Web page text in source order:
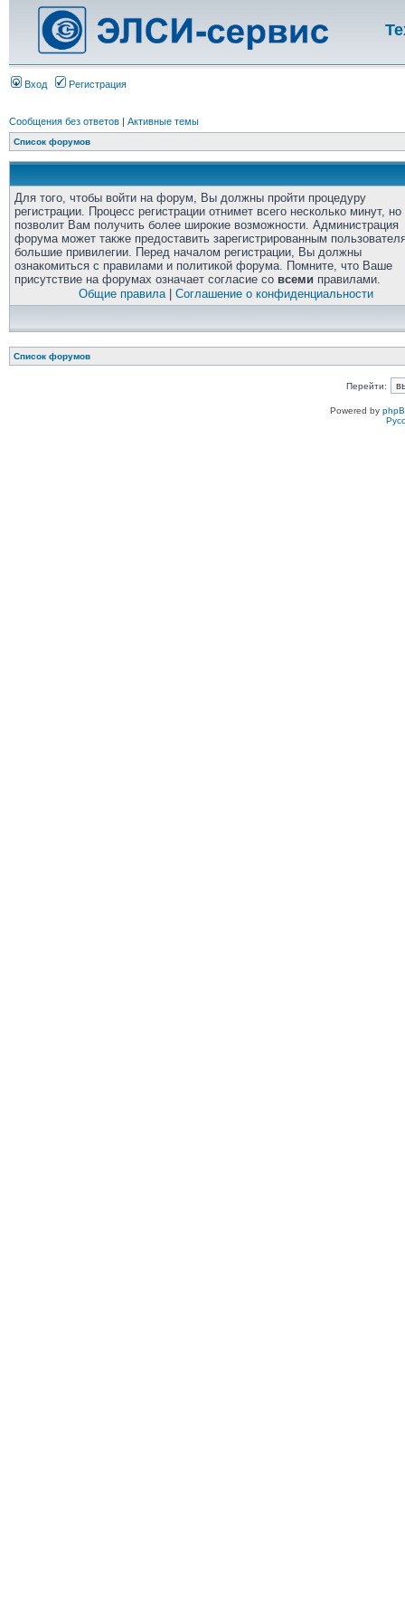
Вход Регистрация
Сообщения без ответов | Активные темы
Список форумов
Для того, чтобы войти на форум, Вы должны пройти процедуру
регистрации. Процесс регистрации отнимет всего несколько минут, но
позволит Вам получить более широкие возможности. Администрация
форума может также предоставить зарегистрированным
большие привилегии. Перед началом регистрации, Вы должны
ознакомиться с правилами и политикой форума. Помните, что Ваше
присутствие на форумах означает согласие со всеми правилами.
Общие правила| Соглашение о конфиденциальности
Список форумов
Перейти:
Powered by